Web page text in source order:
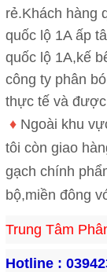
rẻ.Khách hàng
quốc lộ 1A ấp
quốc lộ 1A,kế
công ty phân
thực tế và
♦ Ngoài khu
tôi còn giao
gạch chính
bộ,miền đông
Trung Tâm
Hotline :